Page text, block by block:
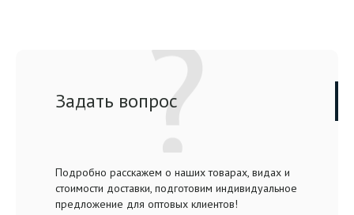
Задать вопрос
Подробно расскажем о наших товарах, видах и
стоимости доставки, подготовим индивидуальное
предложение для оптовых клиентов!